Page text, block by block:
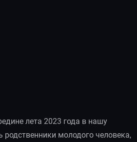
лета 2023 года в нашу
родственники молодого человека,